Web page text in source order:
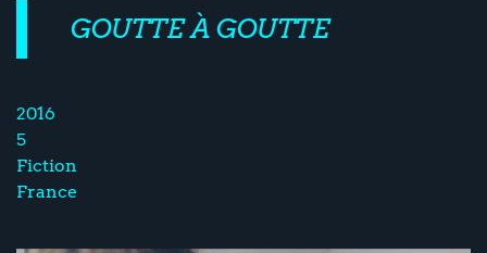
GOUTTE À GOUTTE
2016
5
Fiction
France